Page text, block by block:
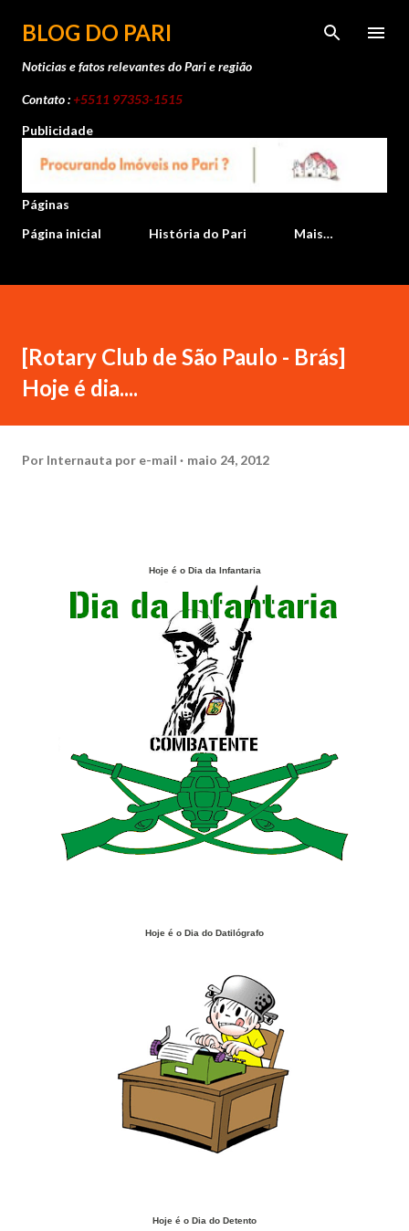
Pular para o conteúdo principal
BLOG DO PARI
Noticias e fatos relevantes do Pari e região
Contato :+5511 97353-1515
Publicidade
Páginas
Página inicial
História do Pari Mais…
[Rotary Club de São Paulo - Brás]
Hoje é dia....
Por Internauta por e-mail maio 24, 2012
Hoje é o Dia da Infantaria
Hoje é o Dia do Datilógrafo
Hoje é o Dia do Detento